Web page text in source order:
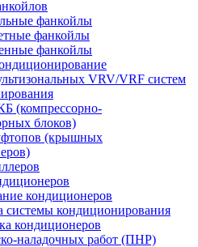
фанкойлы
фанкойлы
фанкойлы
VRV/VRF систем
(компрессорно-
блоков)
(крышных
кондиционеров
системы кондиционирования
кондиционеров
наладочных работ (ПНР)